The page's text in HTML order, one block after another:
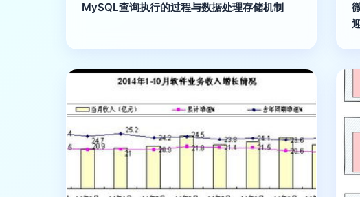
MySQL查询执行的过程与数据处理存储机制